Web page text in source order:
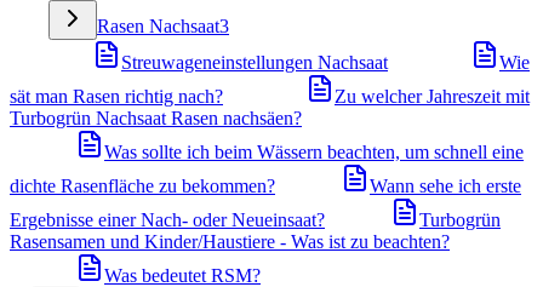
Rasen Nachsaat3
Streuwageneinstellungen Nachsaat
Wie
sät man Rasen richtig nach?
Zu welcher Jahreszeit mit
Turbogrün Nachsaat Rasen nachsäen?
Was sollte ich beim Wässern beachten, um schnell eine
dichte Rasenfläche zu bekommen?
Wann sehe ich erste
Ergebnisse einer Nach- oder Neueinsaat?
Turbogrün
Rasensamen und Kinder/Haustiere - Was ist zu beachten?
Was bedeutet RSM?